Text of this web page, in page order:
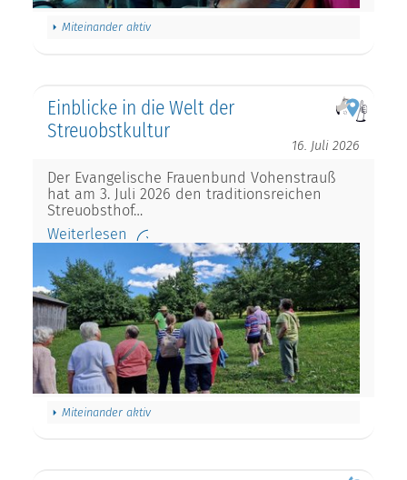
Miteinander aktiv
Einblicke in die Welt der
Streuobstkultur
16. Juli 2026
Der Evangelische Frauenbund Vohenstrauß
hat am 3. Juli 2026 den traditionsreichen
Streuobsthof…
Weiterlesen
Miteinander aktiv